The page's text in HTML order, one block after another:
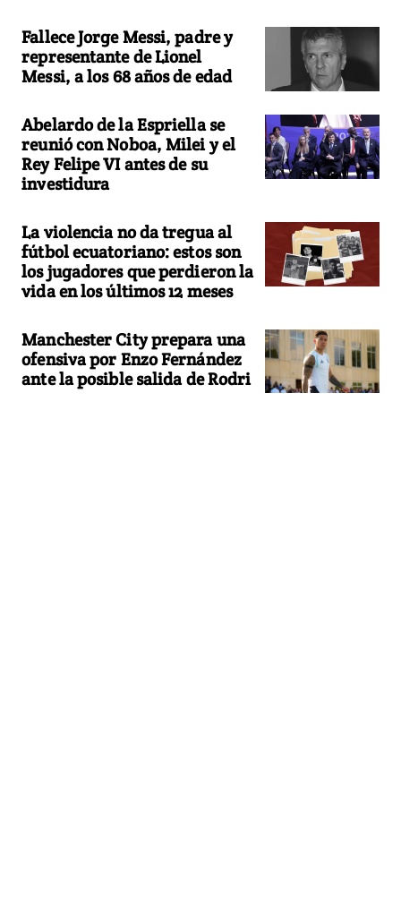
Fallece Jorge Messi, padre y
representante de Lionel
Messi, a los 68 años de edad
Abelardo de la Espriella se
reunió con Noboa, Milei y el
Rey Felipe VI antes de su
investidura
La violencia no da tregua al
fútbol ecuatoriano: estos son
los jugadores que perdieron la
vida en los últimos 12 meses
Manchester City prepara una
ofensiva por Enzo Fernández
ante la posible salida de Rodri